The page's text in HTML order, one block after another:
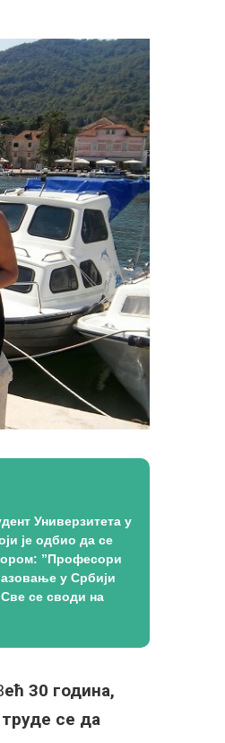
Универзитета у
је одбио да се
”Професори
у Србији
се своди на
ећ 30 година,
труде се да